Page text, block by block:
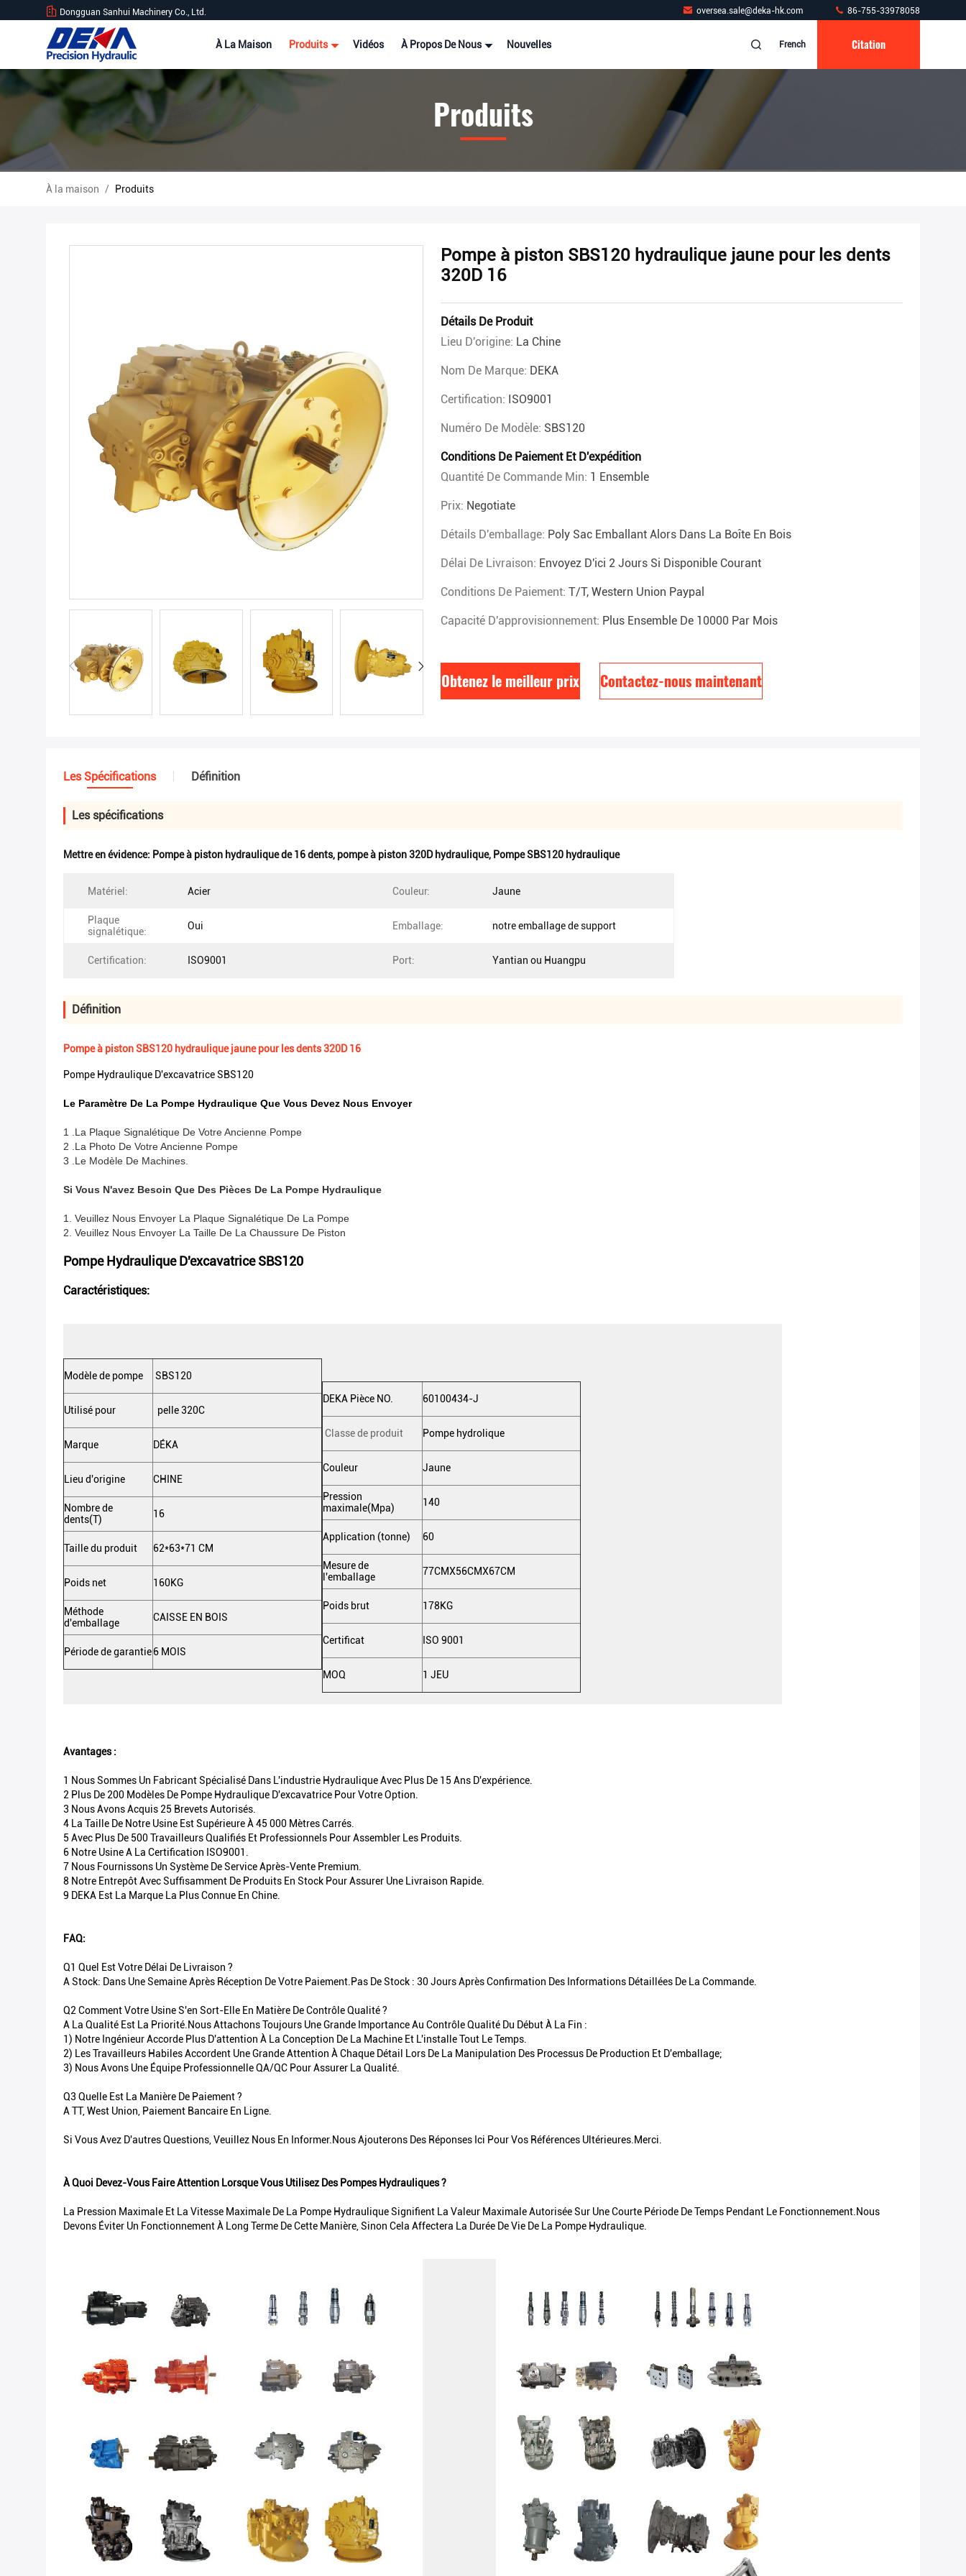
Dongguan Sanhui Machinery Co., Ltd. oversea.sale@deka-hk.com 86-755-33978058
À La Maison Produits Vidéos À Propos De Nous Nouvelles French Citation
Produits
À la maison / Produits
Pompe à piston SBS120 hydraulique jaune pour les dents
320D 16
Détails De Produit
Lieu D'origine: La Chine
Nom De Marque: DEKA
Certification: ISO9001
Numéro De Modèle: SBS120
Conditions De Paiement Et D'expédition
Quantité De Commande Min: 1 Ensemble
Prix: Negotiate
Détails D'emballage: Poly Sac Emballant Alors Dans La Boîte En Bois
Délai De Livraison: Envoyez D'ici 2 Jours Si Disponible Courant
Conditions De Paiement: T/T, Western Union Paypal
Capacité D'approvisionnement: Plus Ensemble De 10000 Par Mois
Obtenez le meilleur prix Contactez-nous maintenant
Les Spécifications Définition
Les spécifications
Mettre en évidence: Pompe à piston hydraulique de 16 dents, pompe à piston 320D hydraulique, Pompe SBS120 hydraulique
Matériel: Acier Couleur: Jaune
Plaque
signalétique:
Oui Emballage: notre emballage de support
Certification: ISO9001 Port: Yantian ou Huangpu
Définition
Pompe à piston SBS120 hydraulique jaune pour les dents 320D 16
Pompe Hydraulique D'excavatrice SBS120
Le Paramètre De La Pompe Hydraulique Que Vous Devez Nous Envoyer
1 .La Plaque Signalétique De Votre Ancienne Pompe
2 .La Photo De Votre Ancienne Pompe
3 .Le Modèle De Machines.
Si Vous N'avez Besoin Que Des Pièces De La Pompe Hydraulique
1. Veuillez Nous Envoyer La Plaque Signalétique De La Pompe
2. Veuillez Nous Envoyer La Taille De La Chaussure De Piston
Pompe Hydraulique D'excavatrice SBS120
Caractéristiques:
Modèle de pompe SBS120
Utilisé pour pelle 320C
Marque DÉKA
Lieu d'origine CHINE
Nombre de
dents(T)
16
Taille du produit 62*63*71 CM
Poids net 160KG
Méthode
d'emballage
CAISSE EN BOIS
Période de garantie6 MOIS
DEKA Pièce NO. 60100434-J
Classe de produit Pompe hydrolique
Couleur Jaune
Pression
maximale(Mpa)
140
Application (tonne) 60
Mesure de
l'emballage
77CMX56CMX67CM
Poids brut 178KG
Certificat ISO 9001
MOQ 1 JEU
Avantages :
1 Nous Sommes Un Fabricant Spécialisé Dans L'industrie Hydraulique Avec Plus De 15 Ans D'expérience.
2 Plus De 200 Modèles De Pompe Hydraulique D'excavatrice Pour Votre Option.
3 Nous Avons Acquis 25 Brevets Autorisés.
4 La Taille De Notre Usine Est Supérieure À 45 000 Mètres Carrés.
5 Avec Plus De 500 Travailleurs Qualifiés Et Professionnels Pour Assembler Les Produits.
6 Notre Usine A La Certification ISO9001.
7 Nous Fournissons Un Système De Service Après-Vente Premium.
8 Notre Entrepôt Avec Suffisamment De Produits En Stock Pour Assurer Une Livraison Rapide.
9 DEKA Est La Marque La Plus Connue En Chine.
FAQ:
Q1 Quel Est Votre Délai De Livraison ?
A Stock: Dans Une Semaine Après Réception De Votre Paiement.Pas De Stock : 30 Jours Après Confirmation Des Informations Détaillées De La Commande.
Q2 Comment Votre Usine S'en Sort-Elle En Matière De Contrôle Qualité ?
A La Qualité Est La Priorité.Nous Attachons Toujours Une Grande Importance Au Contrôle Qualité Du Début À La Fin :
1) Notre Ingénieur Accorde Plus D'attention À La Conception De La Machine Et L'installe Tout Le Temps.
2) Les Travailleurs Habiles Accordent Une Grande Attention À Chaque Détail Lors De La Manipulation Des Processus De Production Et D'emballage;
3) Nous Avons Une Équipe Professionnelle QA/QC Pour Assurer La Qualité.
Q3 Quelle Est La Manière De Paiement ?
A TT, West Union, Paiement Bancaire En Ligne.
Si Vous Avez D'autres Questions, Veuillez Nous En Informer.Nous Ajouterons Des Réponses Ici Pour Vos Références Ultérieures.Merci.
À Quoi Devez-Vous Faire Attention Lorsque Vous Utilisez Des Pompes Hydrauliques ?
La Pression Maximale Et La Vitesse Maximale De La Pompe Hydraulique Signifient La Valeur Maximale Autorisée Sur Une Courte Période De Temps Pendant Le Fonctionnement.Nous
Devons Éviter Un Fonctionnement À Long Terme De Cette Manière, Sinon Cela Affectera La Durée De Vie De La Pompe Hydraulique.